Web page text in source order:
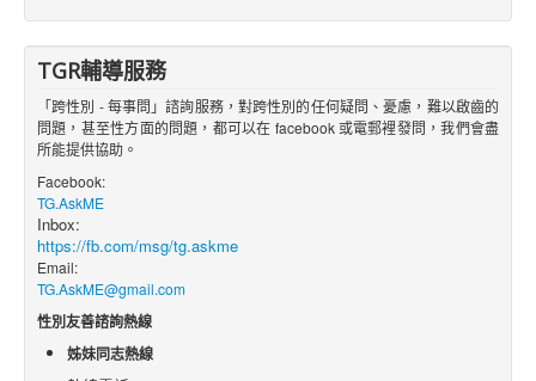
TGR輔導服務
「跨性別 - 每事問」諮詢服務，對跨性別的任何疑問、憂慮，難以啟齒的
問題，甚至性方面的問題，都可以在 facebook 或電郵裡發問，我們會盡
所能提供協助。
Facebook:
TG.AskME
Inbox:
https://fb.com/msg/tg.askme
Email:
TG.AskME@gmail.com
性別友善諮詢熱線
姊妹同志熱線